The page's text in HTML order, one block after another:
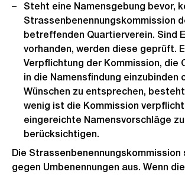
Steht eine Namensgebung bevor,
Strassenbenennungskommission
betreffenden Quartierverein. Sind
vorhanden, werden diese geprüft.
Verpflichtung der Kommission, die
in die Namensfindung einzubinden
Wünschen zu entsprechen,
wenig ist die Kommission
eingereichte Namensvorschläge zu
berücksichtigen.
Die Strassenbenennungskommission
gegen Umbenennungen aus. Wenn